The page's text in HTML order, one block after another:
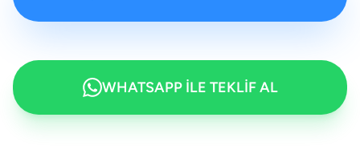
WHATSAPP İLE TEKLİF AL